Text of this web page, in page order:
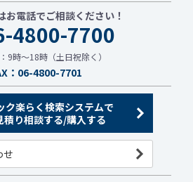
お電話でご相談ください！
4800-7700
9時～18時（土日祝除く）
：06-4800-7701
ク楽らく検索システムで
積り相談する/購入する
せ